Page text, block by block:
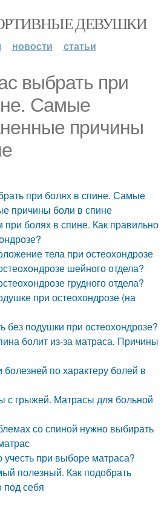
ДЕВУШКИ
новости статьи
выбрать при
Самые
причины
при болях в спине. Самые
причины боли в спине
при болях в спине. Как правильно
тела при остеохондрозе
шейного отдела?
грудного отдела?
при остеохондрозе (на
без подушки при остеохондрозе?
болит из-за матраса. Причины
болезней по характеру болей в
с грыжей. Матрасы для больной
со спиной нужно выбирать
при выборе матраса?
полезный. Как подобрать
под себя